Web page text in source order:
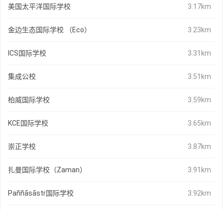
美国太平洋国际学校 3.17km
金边生态国际学校 （Eco） 3.23km
ICS国际学校 3.31km
集成公校 3.51km
柏威国际学校 3.59km
KCE国际学校 3.65km
崇正学校 3.87km
扎曼国际学校（Zaman） 3.91km
Paññāsāstr国际学校 3.92km